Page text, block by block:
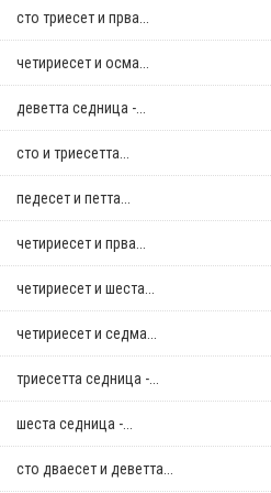
сто триесет и прва...
четириесет и осма...
деветта седница -...
сто и триесетта...
педесет и петта...
четириесет и прва...
четириесет и шеста...
четириесет и седма...
триесетта седница -...
шеста седница -...
сто дваесет и деветта...